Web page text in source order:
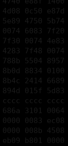
7f30 0074
4283 7f48
788b 5504
8b0d
8b4c 2414
894d 015f
cccc
686a 3101
0000 0083
0000 008b
eb09 b801
ffff 8b4d
e55d
ff8b f085
8bc7 8d5c